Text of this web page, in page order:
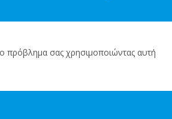
πρόβλημα σας χρησιμοποιώντας αυτή